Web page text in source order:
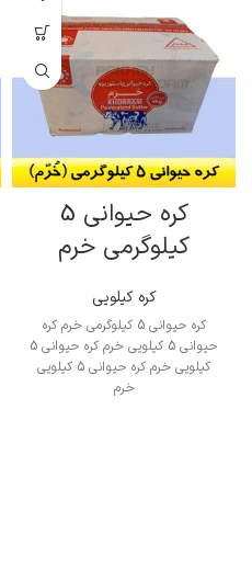
کره حیوانی 5
کیلوگرمی خرم
کره کیلویی
کره حیوانی 5 کیلوگرمی خرم کره
حیوانی 5 کیلویی خرم کره حیوانی 5
کیلویی خرم کره حیوانی 5 کیلویی
خرم